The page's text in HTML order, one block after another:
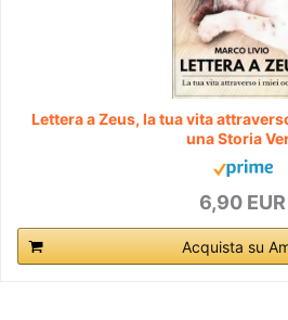
Lettera a Zeus, la tua vita
una Storia
6,90 EUR
Acquista su